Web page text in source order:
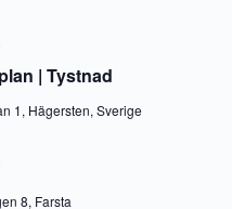
| Tystnad
1, Hägersten, Sverige
8, Farsta